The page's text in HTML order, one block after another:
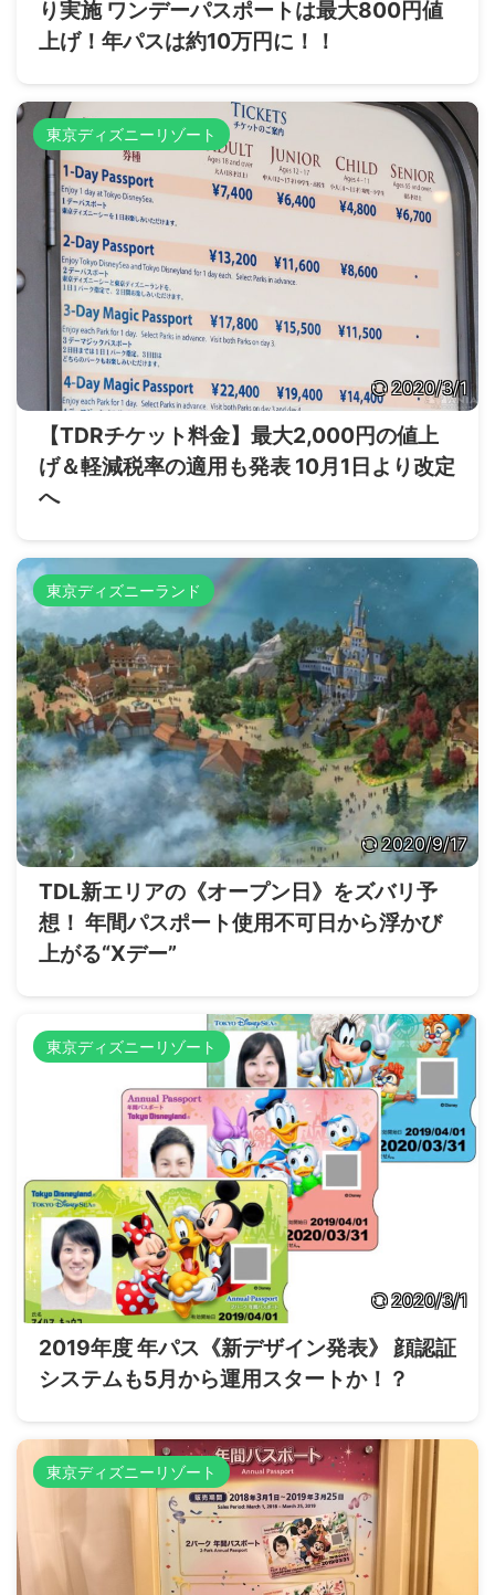
り実施 ワンデーパスポートは最大800円値
上げ！年パスは約10万円に！！
東京ディズニーリゾート
2020/3/1
【TDRチケット料金】最大2,000円の値上
げ＆軽減税率の適用も発表 10月1日より改定
へ
東京ディズニーランド
2020/9/17
TDL新エリアの《オープン日》をズバリ予
想！ 年間パスポート使用不可日から浮かび
上がる“Xデー”
東京ディズニーリゾート
2020/3/1
2019年度 年パス《新デザイン発表》 顔認証
システムも5月から運用スタートか！？
東京ディズニーリゾート